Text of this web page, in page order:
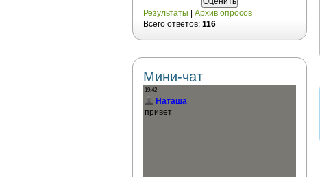
Результаты
Архив опросов
Всего ответов: 116
Мини-чат